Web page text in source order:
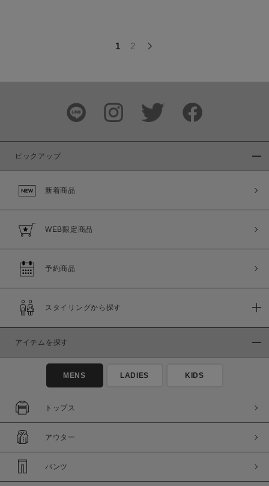
1 2
ピックアップ
新着商品
WEB限定商品
予約商品
スタイリングから探す
アイテムを探す
MENS LADIES KIDS
トップス
アウター
パンツ